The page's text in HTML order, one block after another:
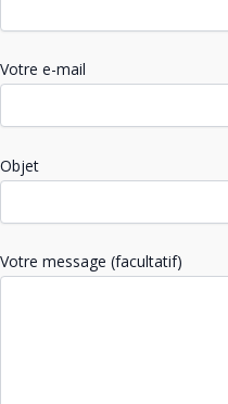
Votre e-mail
Objet
Votre message (facultatif)